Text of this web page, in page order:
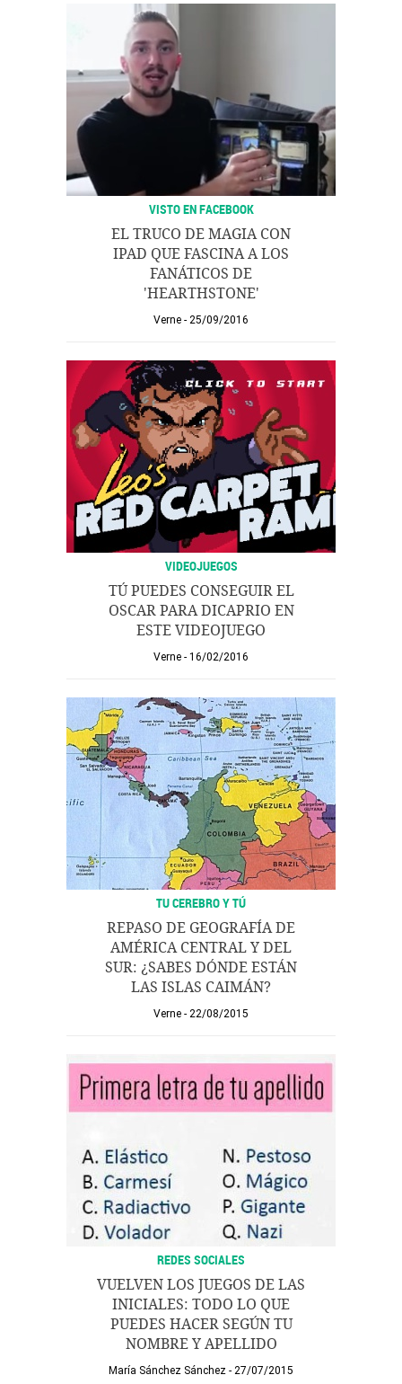
VISTO EN FACEBOOK
EL TRUCO DE MAGIA CON
IPAD QUE FASCINA A LOS
FANÁTICOS DE
'HEARTHSTONE'
Verne 25/09/2016
VIDEOJUEGOS
TÚ PUEDES CONSEGUIR EL
OSCAR PARA DICAPRIO EN
ESTE VIDEOJUEGO
Verne 16/02/2016
TU CEREBRO Y TÚ
REPASO DE GEOGRAFÍA DE
AMÉRICA CENTRAL Y DEL
SUR: ¿SABES DÓNDE ESTÁN
LAS ISLAS CAIMÁN?
Verne 22/08/2015
REDES SOCIALES
VUELVEN LOS JUEGOS DE LAS
INICIALES: TODO LO QUE
PUEDES HACER SEGÚN TU
NOMBRE Y APELLIDO
María Sánchez Sánchez 27/07/2015